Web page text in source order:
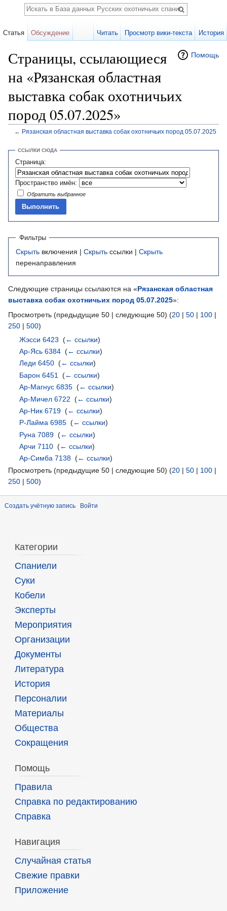
Помощь
Страницы, ссылающиеся
на «Рязанская областная
выставка собак охотничьих
пород 05.07.2025»
← Рязанская областная выставка собак охотничьих пород 05.07.2025
ССЫЛКИ СЮДА
Страница:
Пространство имён:
Обратить выбранное
Фильтры
Скрыть включения | Скрыть ссылки | Скрыть
перенаправления
Следующие страницы ссылаются на «Рязанская областная
выставка собак охотничьих пород 05.07.2025»:
Просмотреть (предыдущие 50 | следующие 50) (20 | 50 | 100 |
250 | 500)
Жэсси 6423 ‎(← ссылки)
Ар-Ясь 6384 ‎(← ссылки)
Леди 6450 ‎(← ссылки)
Барон 6451
‎(← ссылки)
Ар-Магнус 6835 ‎(← ссылки)
Ар-Мичел 6722 ‎(← ссылки)
Ар-Ник 6719 ‎(← ссылки)
Р-Лайма 6985 ‎(← ссылки)
Руна 7089 ‎(← ссылки)
Арчи 7110 ‎(← ссылки)
Ар-Симба 7138 ‎(← ссылки)
Просмотреть (предыдущие 50 | следующие 50) (20 | 50 | 100 |
250 | 500)
Создать учётную запись Войти
Статья Обсуждение Читать Просмотр вики-текста История
Поиск
Категории
Спаниели
Суки
Кобели
Эксперты
Мероприятия
Организации
Документы
Литература
История
Персоналии
Материалы
Общества
Сокращения
Помощь
Правила
Справка по редактированию
Справка
Навигация
Случайная статья
Свежие правки
Приложение